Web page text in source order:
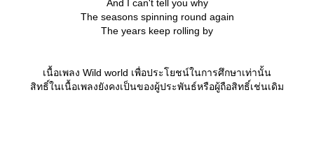
And I can't tell you why
The seasons spinning round again
The years keep rolling by
เนื้อเพลง Wild world เพื่อประโยชน์ในการศึกษาเท่านั้น
สิทธิ์ในเนื้อเพลงยังคงเป็นของผู้ประพันธ์หรือผู้ถือสิทธิ์เช่นเดิม